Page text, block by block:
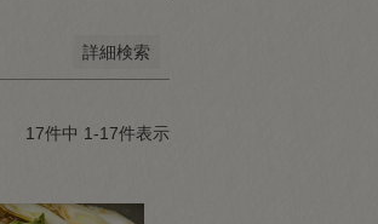
詳細検索
17件中 1-17件表示